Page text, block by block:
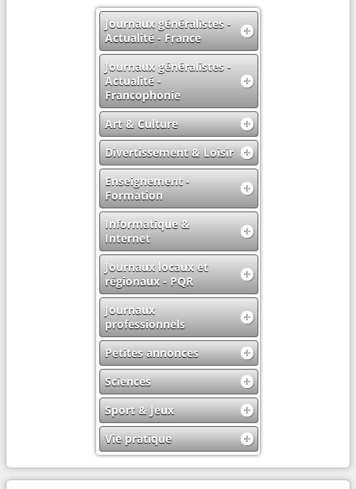
Journaux généralistes -
Actualité - France
Journaux généralistes -
Actualité -
Francophonie
Art & Culture
Divertissement & Loisir
Enseignement -
Formation
Informatique &
Internet
Journaux locaux et
régionaux - PQR
Journaux
professionnels
Petites annonces
Sciences
Sport & Jeux
Vie pratique